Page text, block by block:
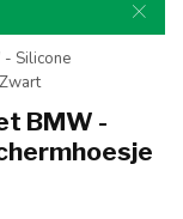
Silicone
BMW -